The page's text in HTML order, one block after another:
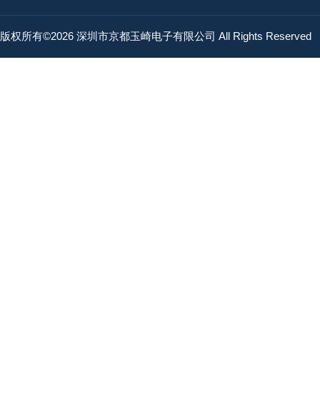
版权所有©2026 深圳市京都玉崎电子有限公司 All Rights Reserved